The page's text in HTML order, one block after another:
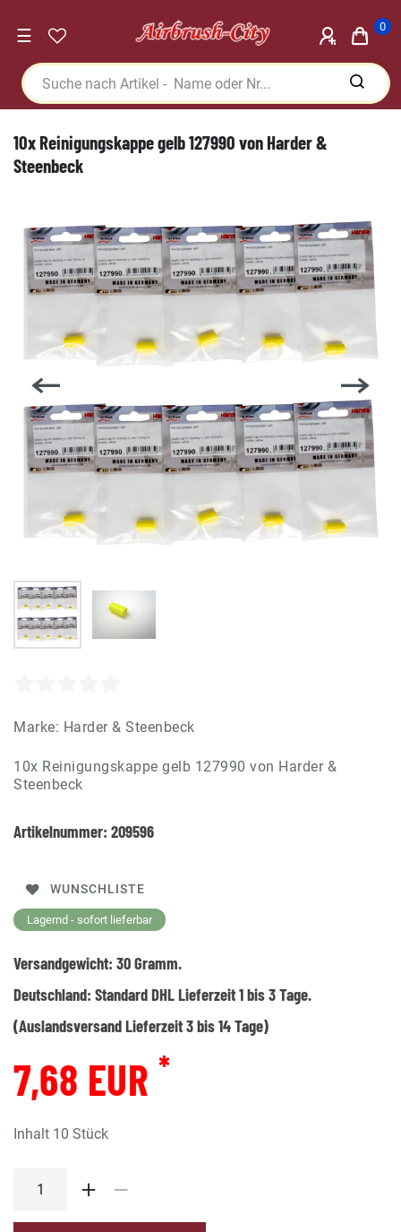
☰ 0
10x Reinigungskappe gelb 127990 von Harder &
Steenbeck
Marke: Harder & Steenbeck
10x Reinigungskappe gelb 127990 von Harder &
Steenbeck
Artikelnummer: 209596
WUNSCHLISTE
Lagernd - sofort lieferbar
Versandgewicht: 30Gramm.
Deutschland: Standard DHL Lieferzeit 1 bis 3 Tage.
(Auslandsversand Lieferzeit 3 bis 14 Tage)
7,68 EUR *
Inhalt 10 Stück